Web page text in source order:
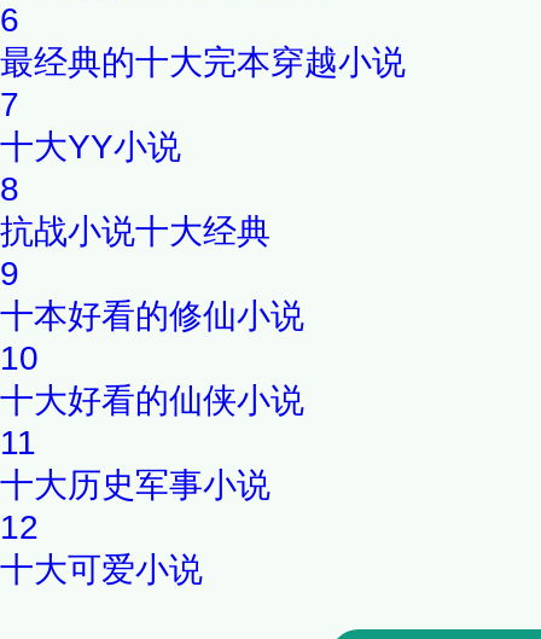
6
最经典的十大完本穿越小说
7
十大YY小说
8
抗战小说十大经典
9
十本好看的修仙小说
10
十大好看的仙侠小说
11
十大历史军事小说
12
十大可爱小说